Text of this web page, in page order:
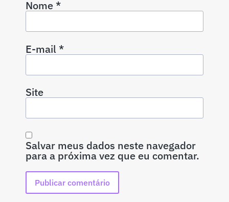
Nome*
E-mail*
Site
Salvar meus dados neste navegador
para a próxima vez que eu comentar.